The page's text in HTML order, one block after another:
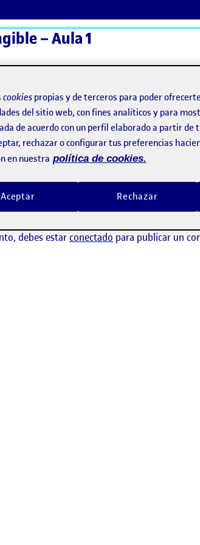
– Aula 1
ActiFolios
comentarios.
debes estarconectado para publicar un
cookies propias y de terceros para poder
del sitio web, con fines analíticos y para
de acuerdo con un perfil elaborado a partir de
rechazar o configurar tus preferencias
en nuestra política de cookies.
Rechazar
Aceptar